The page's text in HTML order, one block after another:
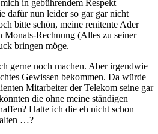
in gebührendem Respekt
dafür nun leider so gar gar nicht
bitte schön, meine renitente Ader
Monats-Rechnung (Alles zu seiner
bringen möge.
gerne noch machen. Aber irgendwie
Gewissen bekommen. Da würde
Mitarbeiter der Telekom seine gar
die ohne meine ständigen
Hatte ich die eh nicht schon
…?